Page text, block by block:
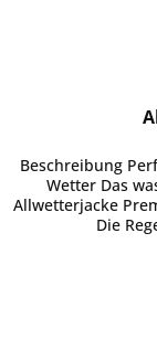
Beschreibung
Wetter Das
Allwetterjacke
Die